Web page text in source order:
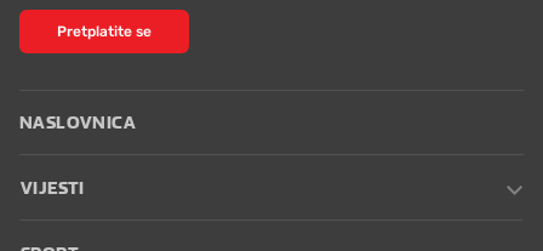
Pretplatite se
NASLOVNICA
VIJESTI